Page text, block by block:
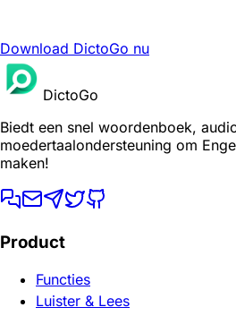
Download DictoGo nu
DictoGo
Biedt een snel woordenboek,
moedertaalondersteuning om
maken!
Product
Functies
Luister & Lees